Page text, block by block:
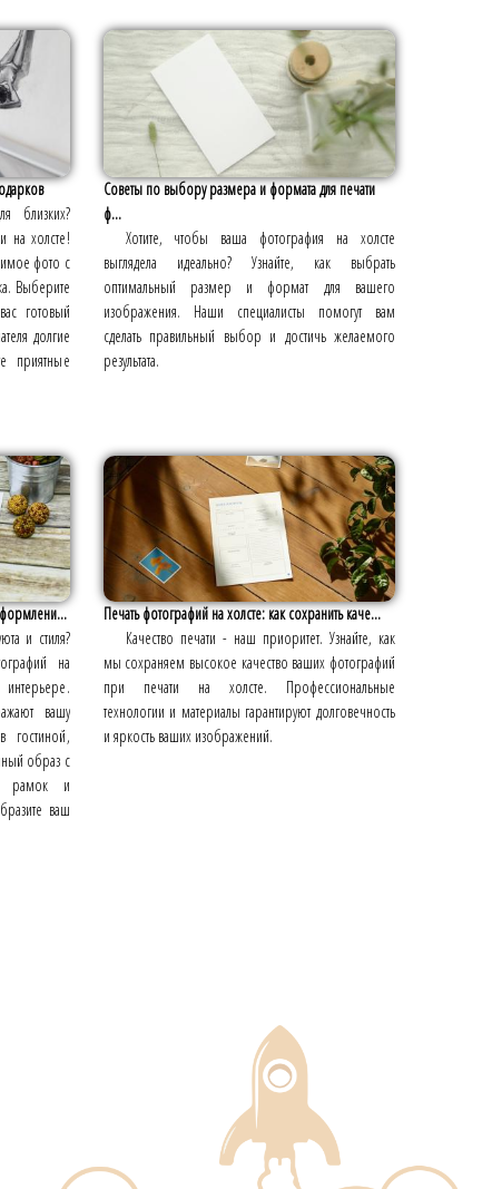
близких?
на холсте!
фото с
Выберите
готовый
долгие
приятные
Советы по выбору размера и формата для печати
ф...
Хотите, чтобы ваша фотография на холсте
выглядела идеально? Узнайте, как выбрать
оптимальный размер и формат для вашего
изображения. Наши специалисты помогут вам
сделать правильный выбор и достичь желаемого
результата.
и стиля?
на
вашу
гостиной,
образ с
рамок и
ваш
Печать фотографий на холсте: как сохранить каче...
Качество печати - наш приоритет. Узнайте, как
мы сохраняем высокое качество ваших фотографий
при печати на холсте. Профессиональные
технологии и материалы гарантируют долговечность
и яркость ваших изображений.